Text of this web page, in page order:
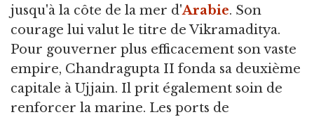
jusqu'à la côte de la mer d'Arabie. Son
courage lui valut le titre de Vikramaditya.
Pour gouverner plus efficacement son vaste
empire, Chandragupta II fonda sa deuxième
capitale à Ujjain. Il prit également soin de
renforcer la marine. Les ports de